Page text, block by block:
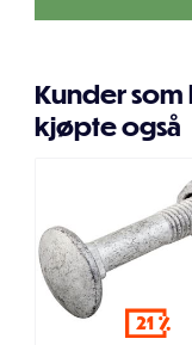
Kunder
kjøpte også
21